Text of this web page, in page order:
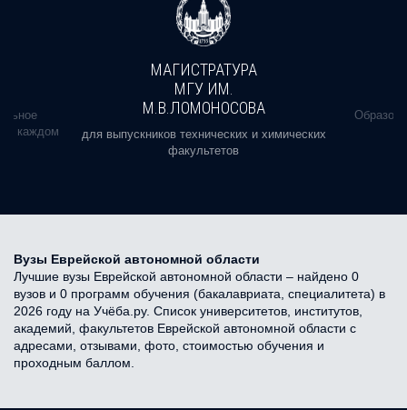
в каждом
МАГИСТРАТУРА
МГУ ИМ.
М.В.ЛОМОНОСОВА
для выпускников технических и химических
факультетов
Вузы Еврейской автономной области
Лучшие вузы Еврейской автономной области – найдено 0
вузов и 0 программ обучения (бакалавриата, специалитета) в
2026 году на Учёба.ру. Список университетов, институтов,
академий, факультетов Еврейской автономной области с
адресами, отзывами, фото, стоимостью обучения и
проходным баллом.